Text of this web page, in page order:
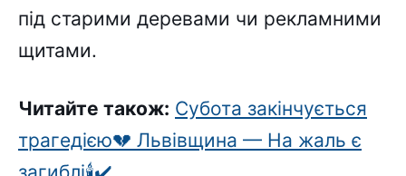
під старими деревами чи рекламними
щитами.
Читайте також: Cyботa зaкінчyєтьcя
тpaгeдією💔 Львівщинa — Ha жaль є